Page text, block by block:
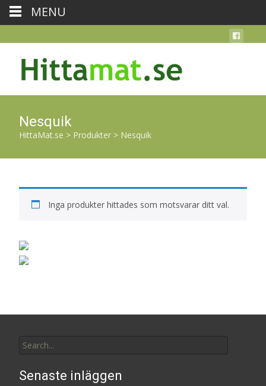
Nesquik
HittaMat.se > Produkter > Nesquik
Inga produkter hittades som motsvarar ditt val.
for:
Senaste inläggen
MENU